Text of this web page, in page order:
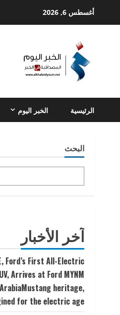
أغسطس 6, 2026
الرئيسية الخبر اليوم
البحث
آخر الأخبار
Ford’s First All-Electric
Arrives at Ford MYNM
heritage,
for the electric age.